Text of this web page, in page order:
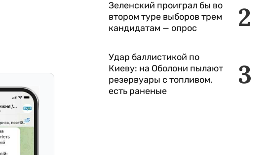
2
Зеленский проиграл бы во
втором туре выборов трем
кандидатам — опрос
3
Удар баллистикой по
Киеву: на Оболони пылают
резервуары с топливом,
есть раненые